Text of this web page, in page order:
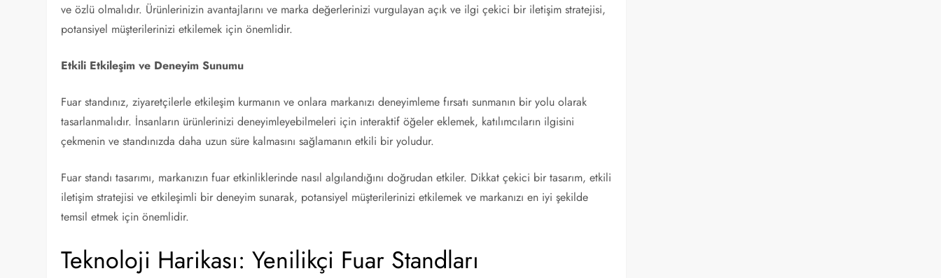
ve özlü olmalıdır. Ürünlerinizin avantajlarını ve marka değerlerinizi vurgulayan açık ve ilgi çekici bir iletişim stratejisi,
potansiyel müşterilerinizi etkilemek için önemlidir.
Etkili Etkileşim ve Deneyim Sunumu
Fuar standınız, ziyaretçilerle etkileşim kurmanın ve onlara markanızı deneyimleme fırsatı sunmanın bir yolu olarak
tasarlanmalıdır. İnsanların ürünlerinizi deneyimleyebilmeleri için interaktif öğeler eklemek, katılımcıların ilgisini
çekmenin ve standınızda daha uzun süre kalmasını sağlamanın etkili bir yoludur.
Fuar standı tasarımı, markanızın fuar etkinliklerinde nasıl algılandığını doğrudan etkiler. Dikkat çekici bir tasarım, etkili
iletişim stratejisi ve etkileşimli bir deneyim sunarak, potansiyel müşterilerinizi etkilemek ve markanızı en iyi şekilde
temsil etmek için önemlidir.
Teknoloji Harikası: Yenilikçi Fuar Standları